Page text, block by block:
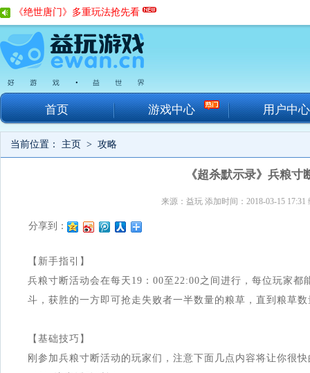
《绝世唐门》多重玩法抢先看
玩转沙巴克《传奇战域》行会解析
《魔法禁书目录》超难BOSS挑战
《大话西游》手游新神兽朱雀造型曝光
首页 游戏中心 用户中心
当前位置： 主页 > 攻略
《超杀默示录》兵粮寸
来源：益玩 添加时间：2018-03-15 17:31
分享到：
【新手指引】
兵粮寸断活动会在每天19：00至22:00之间进行，每位玩家
斗，获胜的一方即可抢走失败者一半数量的粮草，直到粮草
【基础技巧】
刚参加兵粮寸断活动的玩家们，注意下面几点内容将让你很